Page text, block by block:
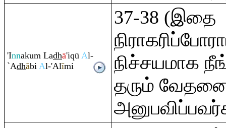
'Innakum Ladhā'iqū Al-
`Adhābi Al-'Alīmi
37-38 (இதை
நிச்சயமாக
தரும்